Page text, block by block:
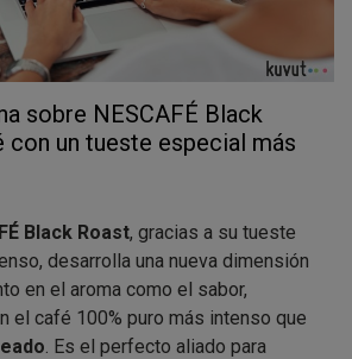
sobre NESCAFÉ Black
con un tueste especial más
Black Roast, gracias a su tueste
desarrolla una nueva dimensión
en el aroma como el sabor,
el café 100% puro más intenso que
. Es el perfecto aliado para